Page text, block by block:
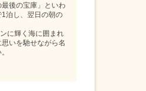
後の宝庫」といわ
泊し、翌日の朝の
に輝く海に囲まれ
いを馳せながら名